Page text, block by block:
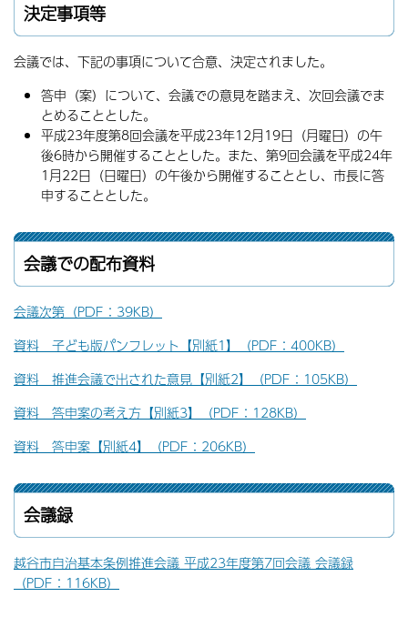
決定事項等
会議では、下記の事項について合意、決定されました。
答申（案）について、会議での意見を踏まえ、次回会議でま
とめることとした。
平成23年度第8回会議を平成23年12月19日（月曜日）の午
後6時から開催することとした。また、第9回会議を平成24年
1月22日（日曜日）の午後から開催することとし、市長に答
申することとした。
会議での配布資料
会議次第（PDF：39KB）
資料 子ども版パンフレット【別紙1】（PDF：400KB）
資料 推進会議で出された意見【別紙2】（PDF：105KB）
資料 答申案の考え方【別紙3】（PDF：128KB）
資料 答申案【別紙4】（PDF：206KB）
会議録
越谷市自治基本条例推進会議 平成23年度第7回会議 会議録
（PDF：116KB）